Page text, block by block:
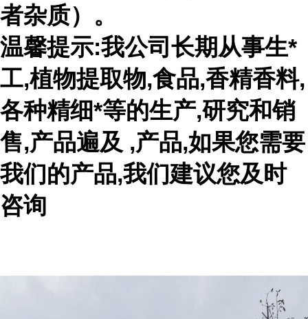
者杂质）。
温馨提示:我公司长期从事生*
工,植物提取物,食品,香精香料,
各种精细*等的生产,研究和销
售,产品遍及 ,产品,如果您需要
我们的产品,我们建议您及时
咨询